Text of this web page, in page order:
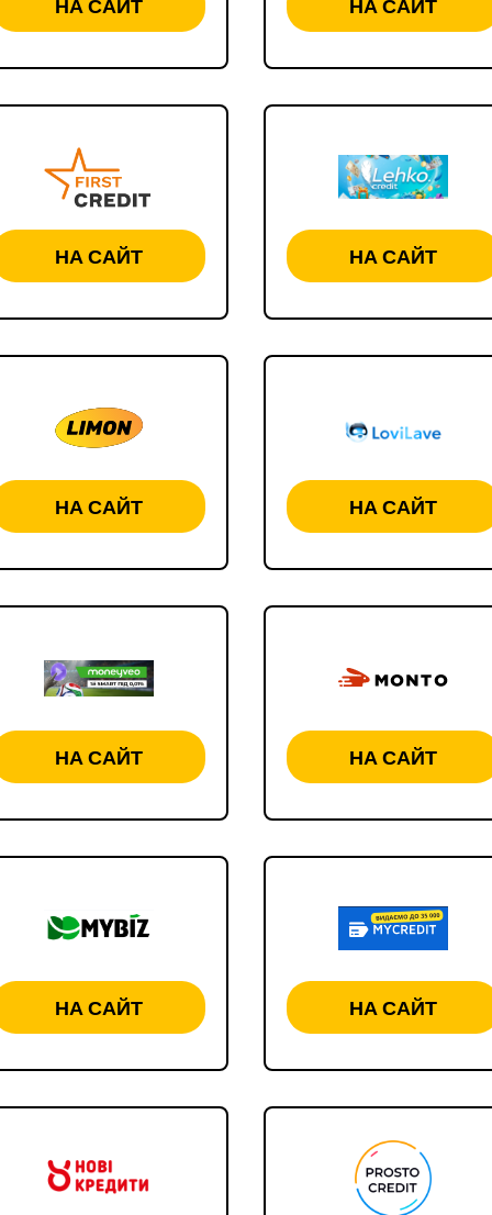
НА САЙТ НА САЙТ
НА САЙТ НА САЙТ
НА САЙТ НА САЙТ
НА САЙТ НА САЙТ
НА САЙТ НА САЙТ